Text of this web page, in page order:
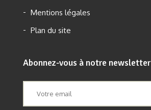
Mentions légales
Plan du site
Abonnez-vous à notre newsletter